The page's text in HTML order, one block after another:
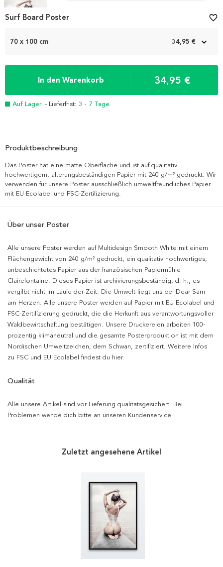
1
70 x 100 cm 34,95 €
In den Warenkorb 34,95 €
Auf Lager - Lieferfrist: 3 - 7 Tage
Surf Board Poster favorite_border
Produktbeschreibung
Das Poster hat eine matte Oberfläche und ist auf qualitativ
hochwertigem, alterungsbeständigen Papier mit 240 g/m² gedruckt. Wir
verwenden für unsere Poster ausschließlich umweltfreundliches Papier
mit EU Ecolabel und FSC-Zertifizierung.
Über unser Poster
Alle unsere Poster werden auf Multidesign Smooth White mit einem
Flächengewicht von 240 g/m² gedruckt, ein qualitativ hochwertiges,
unbeschichtetes Papier aus der französischen Papiermühle
Clairefontaine. Dieses Papier ist archivierungsbeständig, d. h., es
vergilbt nicht im Laufe der Zeit. Die Umwelt liegt uns bei Dear Sam
am Herzen. Alle unsere Poster werden auf Papier mit EU Ecolabel und
FSC-Zertifizierung gedruckt, die die Herkunft aus verantwortungsvoller
Waldbewirtschaftung bestätigen. Unsere Druckereien arbeiten 100-
prozentig klimaneutral und die gesamte Posterproduktion ist mit dem
Nordischen Umweltzeichen, dem Schwan, zertifiziert. Weitere Infos
zu FSC und EU Ecolabel findest du hier.
Qualität
Alle unsere Artikel sind vor Lieferung qualitätsgesichert. Bei
Problemen wende dich bitte an unseren Kundenservice.
Zuletzt angesehene Artikel